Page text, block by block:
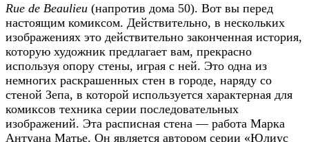
Rue de Beaulieu (напротив дома 50). Вот вы перед
настоящим комиксом. Действительно, в нескольких
изображениях это действительно законченная история,
которую художник предлагает вам, прекрасно
используя опору стены, играя с ней. Это одна из
немногих раскрашенных стен в городе, наряду со
стеной Зепа, в которой используется характерная для
комиксов техника серии последовательных
изображений. Эта расписная стена — работа Марка
Антуана Матье. Он является автором серии «Юлиус